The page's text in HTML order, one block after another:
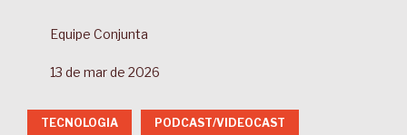
Equipe Conjunta
13 de mar de 2026
TECNOLOGIA PODCAST/VIDEOCAST